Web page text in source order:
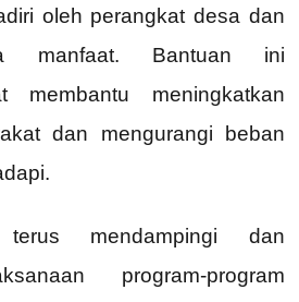
oleh perangkat desa dan
manfaat. Bantuan ini
membantu meningkatkan
dan mengurangi beban
mendampingi dan
program-program